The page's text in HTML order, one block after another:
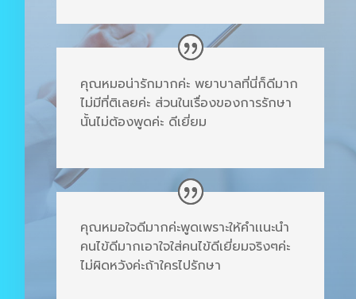
คุณหมอน่ารักมากค่ะ พยาบาลที่นี่ก็ดีมาก
ไม่มีที่ติเลยค่ะ ส่วนในเรื่องของการรักษา
นั้นไม่ต้องพูดค่ะ ดีเยี่ยม
คุณหมอใจดีมากค่ะพูดเพราะให้คำเเนะนำ
คนไข้ดีมากเอาใจใส่คนไข้ดีเยี่ยมจริงๆค่ะ
ไม่ผิดหวังค่ะถ้าใครไปรักษา